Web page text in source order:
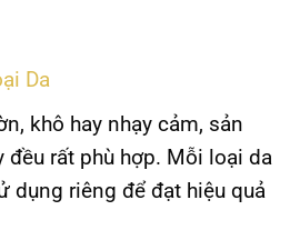
Da
khô hay nhạy cảm, sản
đều rất phù hợp. Mỗi loại da
dụng riêng để đạt hiệu quả